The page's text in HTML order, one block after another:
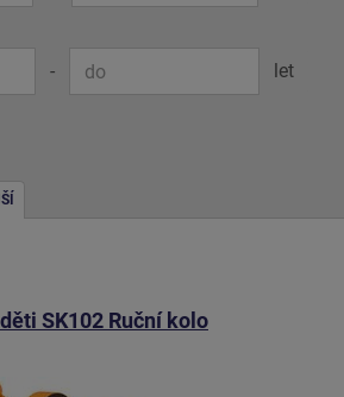
-
let
SK102 Ruční kolo